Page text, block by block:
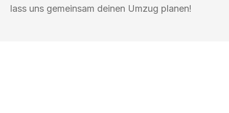
lass uns gemeinsam deinen Umzug planen!